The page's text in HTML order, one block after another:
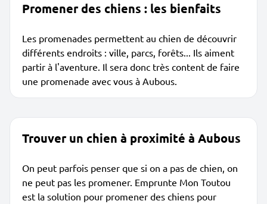
Promener des chiens : les bienfaits
Les promenades permettent au chien de découvrir
différents endroits : ville, parcs, forêts... Ils aiment
partir à l'aventure. Il sera donc très content de faire
une promenade avec vous à Aubous.
Trouver un chien à proximité à Aubous
On peut parfois penser que si on a pas de chien, on
ne peut pas les promener. Emprunte Mon Toutou
est la solution pour promener des chiens pour